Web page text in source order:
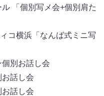
「個別写メ会+個別肩た
コ横浜「なんば式ミニ写
別お話し会
話し会
話し会